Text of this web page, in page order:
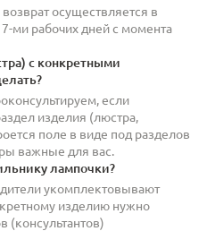
осуществляется в
ми рабочих дней с момента
с конкретными
если
изделия (люстра,
поле в виде под разделов
важные для вас.
лампочки?
укомплектовывают
изделию нужно
(консультантов)